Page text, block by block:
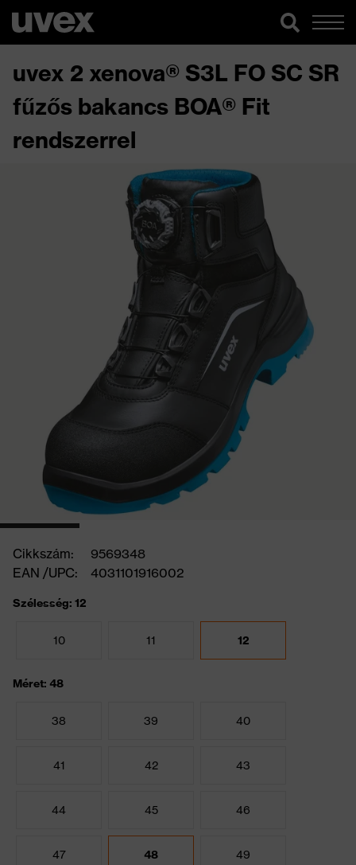
uvex 2 xenova® S3L FO SC SR
fűzős bakancs BOA® Fit
rendszerrel
Cikkszám:
9569348
EAN /UPC:
4031101916002
Szélesség: 12
10 11 12
Méret: 48
38 39 40
41 42 43
44 45 46
47 48 49